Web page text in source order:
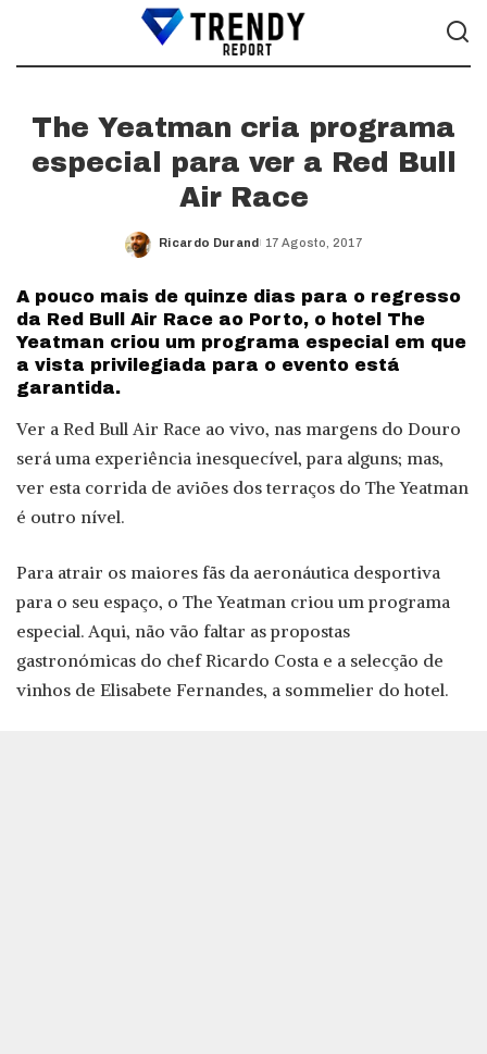
The Yeatman cria programa
especial para ver a Red Bull
Air Race
Posted
Ricardo Durand 17 Agosto, 2017
A pouco mais de quinze dias para o regresso
da Red Bull Air Race ao Porto, o hotel The
Yeatman criou um programa especial em que
a vista privilegiada para o evento está
garantida.
Ver a Red Bull Air Race ao vivo, nas margens do Douro
será uma experiência inesquecível, para alguns; mas,
ver esta corrida de aviões dos terraços do The Yeatman
é outro nível.
Para atrair os maiores fãs da aeronáutica desportiva
para o seu espaço, o The Yeatman criou um programa
especial. Aqui, não vão faltar as propostas
gastronómicas do chef Ricardo Costa e a selecção de
vinhos de Elisabete Fernandes, a sommelier do hotel.